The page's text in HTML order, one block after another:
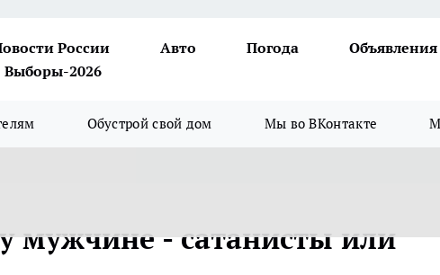
России Авто Погода
Объявления
Выборы-2026
Обустрой свой дом Мы во ВКонтакте
мужчине - сатанисты или